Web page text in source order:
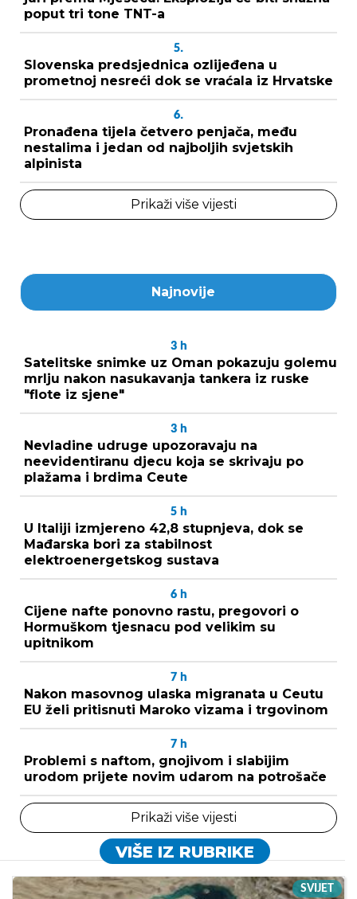
poput tri tone TNT-a
5.
Slovenska predsjednica ozlijeđena u
prometnoj nesreći dok se vraćala iz Hrvatske
6.
Pronađena tijela četvero penjača, među
nestalima i jedan od najboljih svjetskih
alpinista
Prikaži više vijesti
Najnovije
3 h
Satelitske snimke uz Oman pokazuju golemu
mrlju nakon nasukavanja tankera iz ruske
"flote iz sjene"
3 h
Nevladine udruge upozoravaju na
neevidentiranu djecu koja se skrivaju po
plažama i brdima Ceute
5 h
U Italiji izmjereno 42,8 stupnjeva, dok se
Mađarska bori za stabilnost
elektroenergetskog sustava
6 h
Cijene nafte ponovno rastu, pregovori o
Hormuškom tjesnacu pod velikim su
upitnikom
7 h
Nakon masovnog ulaska migranata u Ceutu
EU želi pritisnuti Maroko vizama i trgovinom
7 h
Problemi s naftom, gnojivom i slabijim
urodom prijete novim udarom na potrošače
Prikaži više vijesti
VIŠE IZ RUBRIKE
SVIJET